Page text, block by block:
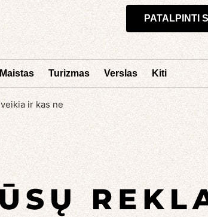
PATALPINTI
Maistas Turizmas Verslas Kiti
ir kas ne